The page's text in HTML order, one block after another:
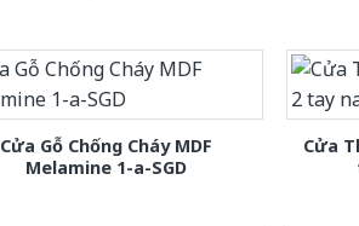
Cửa Gỗ Chống Cháy MDF
Melamine 1-a-SGD
Cửa